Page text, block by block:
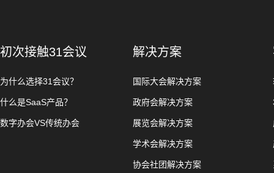
初次接触31会议
为什么选择31会议？
什么是SaaS产品？
数字办会VS传统办会
解决方案
国际大会解决方案
政府会解决方案
展览会解决方案
学术会解决方案
协会社团解决方案